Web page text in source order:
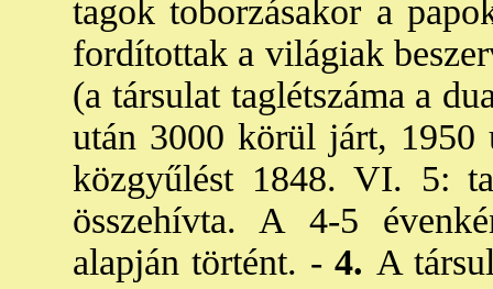
tagok toborzásakor a
fordítottak a világiak
(a társulat taglétszáma a
után 3000 körül járt,
közgyűlést 1848. VI. 5:
összehívta. A 4-5
alapján történt. -4. A